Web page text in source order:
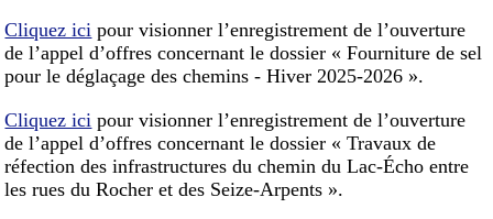
Cliquez ici pour visionner l’enregistrement de l’ouverture
de l’appel d’offres concernant le dossier « Fourniture de sel
pour le déglaçage des chemins - Hiver 2025-2026 ».
Cliquez ici pour visionner l’enregistrement de l’ouverture
de l’appel d’offres concernant le dossier « Travaux de
réfection des infrastructures du chemin du Lac-Écho entre
les rues du Rocher et des Seize-Arpents ».